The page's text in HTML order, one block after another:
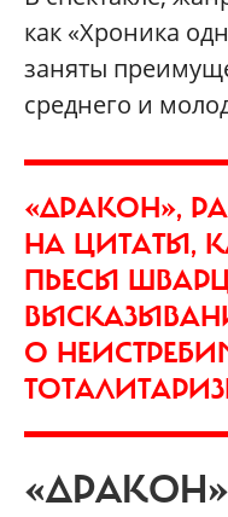
как «Хроника
заняты
среднего и
«ДРАКОН»,
НА ЦИТАТЫ,
ПЬЕСЫ
О
«ДРАКОН»